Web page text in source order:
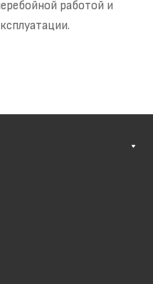
работой и